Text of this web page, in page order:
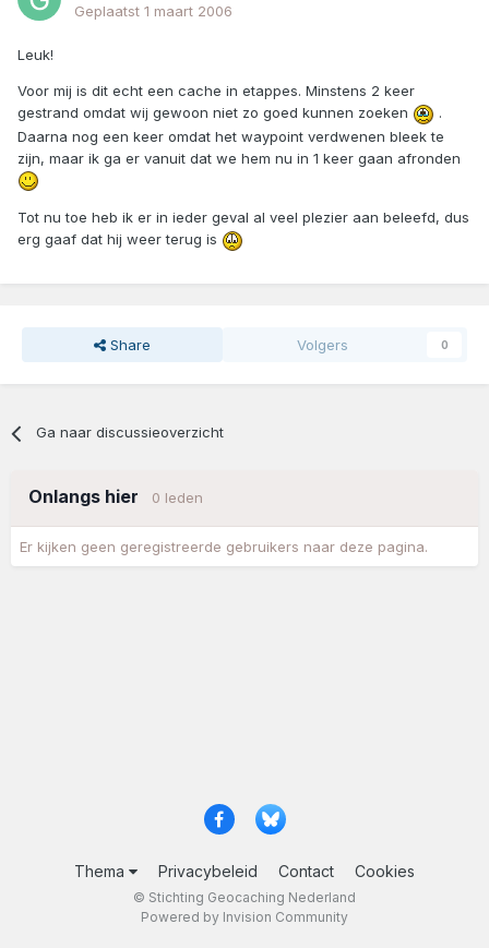
Geplaatst 1 maart 2006
Leuk!
Voor mij is dit echt een cache in etappes. Minstens 2 keer
gestrand omdat wij gewoon niet zo goed kunnen zoeken
.
Daarna nog een keer omdat het waypoint verdwenen bleek te
zijn, maar ik ga er vanuit dat we hem nu in 1 keer gaan afronden
Tot nu toe heb ik er in ieder geval al veel plezier aan beleefd, dus
erg gaaf dat hij weer terug is
Share Volgers 0
Ga naar discussieoverzicht
Onlangs hier 0 leden
Er kijken geen geregistreerde gebruikers naar deze pagina.
Thema Privacybeleid Contact Cookies
© Stichting Geocaching Nederland
Powered by Invision Community